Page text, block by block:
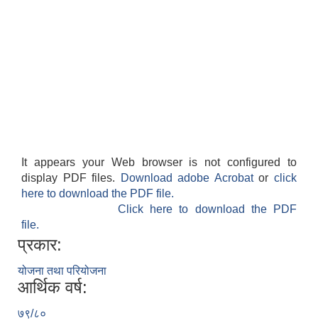
It appears your Web browser is not configured to
display PDF files.
Download adobe Acrobatorclick
here to download the PDF file.
Click here to download the PDF
file.
प्रकार:
योजना तथा परियोजना
आर्थिक वर्ष:
७९/८०